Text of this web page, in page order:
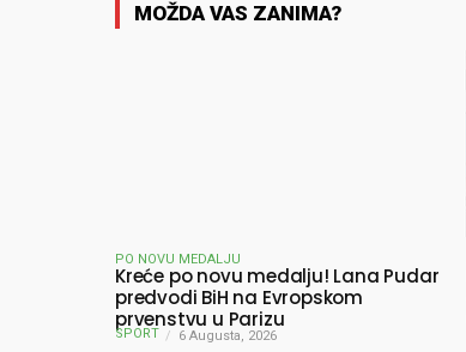
MOŽDA VAS ZANIMA?
PO NOVU MEDALJU
Kreće po novu medalju! Lana Pudar
predvodi BiH na Evropskom
prvenstvu u Parizu
SPORT 6 Augusta, 2026